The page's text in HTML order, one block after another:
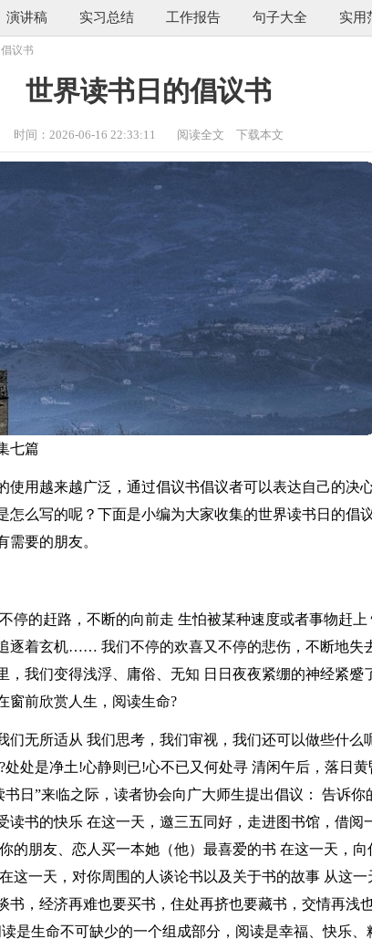
演讲稿 实习总结 工作报告 句子大全 实用
倡议书
世界读书日的倡议书
时间：2026-06-16 22:33:11 阅读全文 下载本文
七篇
使用越来越广泛，通过倡议书倡议者可以表达自己的决
怎么写的呢？下面是小编为大家收集的世界读书日的倡
需要的朋友。
停的赶路，不断的向前走 生怕被某种速度或者事物赶上
逐着玄机…… 我们不停的欢喜又不停的悲伤，不断地失
，我们变得浅浮、庸俗、无知 日日夜夜紧绷的神经紧蹙
窗前欣赏人生，阅读生命?
们无所适从 我们思考，我们审视，我们还可以做些什么
处是净土!心静则已!心不已又何处寻 清闲午后，落日黄
日”来临之际，读者协会向广大师生提出倡议： 告诉你
读书的快乐 在这一天，邀三五同好，走进图书馆，借阅
的朋友、恋人买一本她（他）最喜爱的书 在这一天，向
这一天，对你周围的人谈论书以及关于书的故事 从这一
书，经济再难也要买书，住处再挤也要藏书，交情再浅
是生命不可缺少的一个组成部分，阅读是幸福、快乐、